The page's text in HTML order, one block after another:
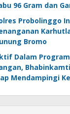
96 Gram dan
Probolinggo
Bromo
Dalam
Mendampingi